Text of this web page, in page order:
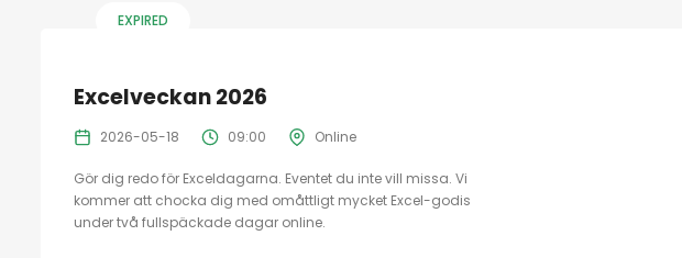
EXPIRED
Excelveckan 2026
2026-05-18 09:00 Online
Gör dig redo för Exceldagarna. Eventet du inte vill missa. Vi
kommer att chocka dig med omåttligt mycket Excel-godis
under två fullspäckade dagar online.